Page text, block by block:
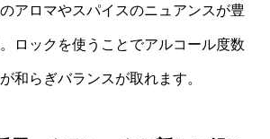
アロマやスパイスのニュアンスが豊
ロックを使うことでアルコール度数
和らぎバランスが取れます。